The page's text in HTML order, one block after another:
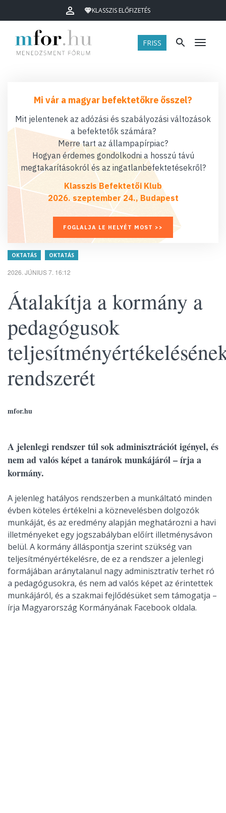
KLASSZIS ELŐFIZETÉS
FRISS Menü
Mi vár a magyar befektetőkre ősszel?
Mit jelentenek az adózási és szabályozási változások
a befektetők számára?
Merre tart az állampapírpiac?
Hogyan érdemes gondolkodni a hosszú távú
megtakarításokról és az ingatlanbefektetésekről?
Klasszis Befektetői Klub
2026. szeptember 24., Budapest
FOGLALJA LE HELYÉT MOST >>
OKTATÁS OKTATÁS
2026. JÚNIUS 7. 16:12
Átalakítja a kormány a
pedagógusok
rendszerét
mfor.hu
A jelenlegi rendszer túl sok adminisztrációt igényel, és
nem ad valós képet a tanárok munkájáról – írja a
kormány.
A jelenleg hatályos rendszerben a munkáltató minden
évben köteles értékelni a köznevelésben dolgozók
munkáját, és az eredmény alapján meghatározni a havi
illetményeket egy jogszabályban előírt illetménysávon
belül. A kormány álláspontja szerint szükség van
teljesítményértékelésre, de ez a rendszer a jelenlegi
formájában aránytalanul nagy adminisztratív terhet ró
a pedagógusokra, és nem ad valós képet az érintettek
munkájáról, és a szakmai fejlődésüket sem támogatja –
írja Magyarország Kormányának Facebook oldala.